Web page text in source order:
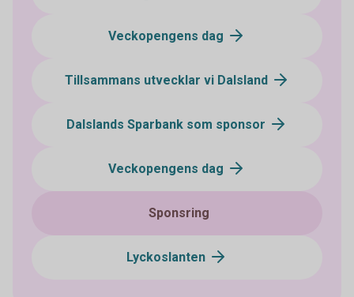
Veckopengens dag
Tillsammans utvecklar vi Dalsland
Dalslands Sparbank som sponsor
Veckopengens dag
Sponsring
Lyckoslanten